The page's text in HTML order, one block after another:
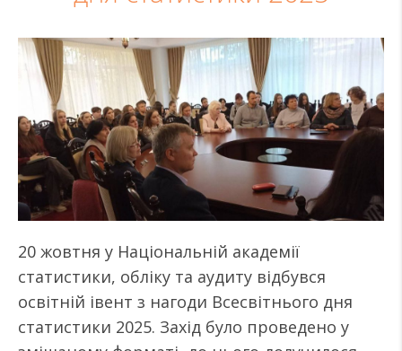
20 жовтня у Національній академії
статистики, обліку та аудиту відбувся
освітній івент з нагоди Всесвітнього дня
статистики 2025. Захід було проведено у